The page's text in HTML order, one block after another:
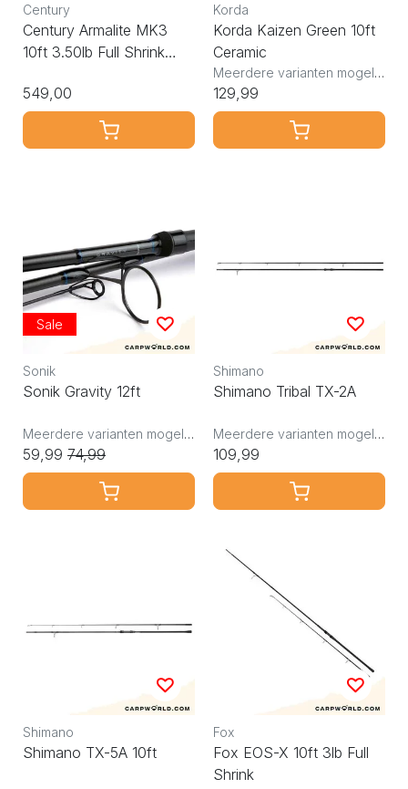
Century
Century Armalite MK3
10ft 3.50lb Full Shrink
549,00
Korda
Korda Kaizen Green 10ft
Ceramic
Meerdere varianten mogelijk
129,99
Sale
Sonik
Sonik Gravity 12ft
Meerdere varianten mogelijk
59,99 74,99
Shimano
Shimano Tribal TX-2A
Meerdere varianten mogelijk
109,99
Shimano
Shimano TX-5A 10ft
Fox
Fox EOS-X 10ft 3lb Full
Shrink